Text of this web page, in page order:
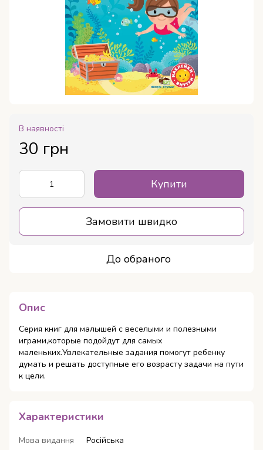
В наявності
30 грн
Купити
Замовити швидко
До обраного
Опис
Серия книг для малышей с веселыми и полезными
играми,которые подойдут для самых
маленьких.Увлекательные задания помогут ребенку
думать и решать доступные его возрасту задачи на пути
к цели.
Характеристики
Мова видання
Російська